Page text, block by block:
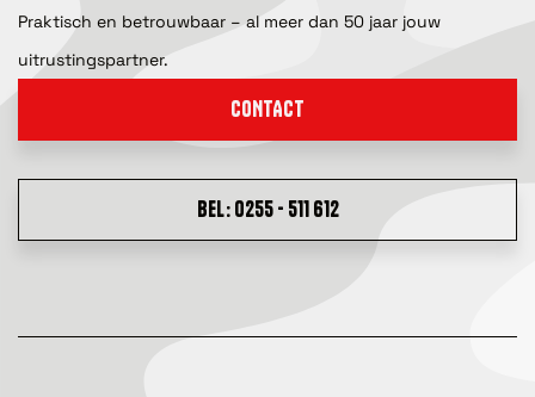
Praktisch en betrouwbaar – al meer dan 50 jaar jouw
uitrustingspartner.
CONTACT
BEL: 0255 - 511 612